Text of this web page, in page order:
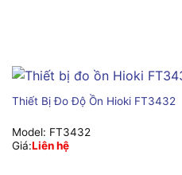
Thiết Bị Đo Độ Ồn Hioki FT3432
Model: FT3432
Giá:Liên hệ